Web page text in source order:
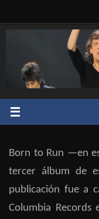
contenido
Born to Run —en
tercer álbum de
publicación fue a
Columbia Records